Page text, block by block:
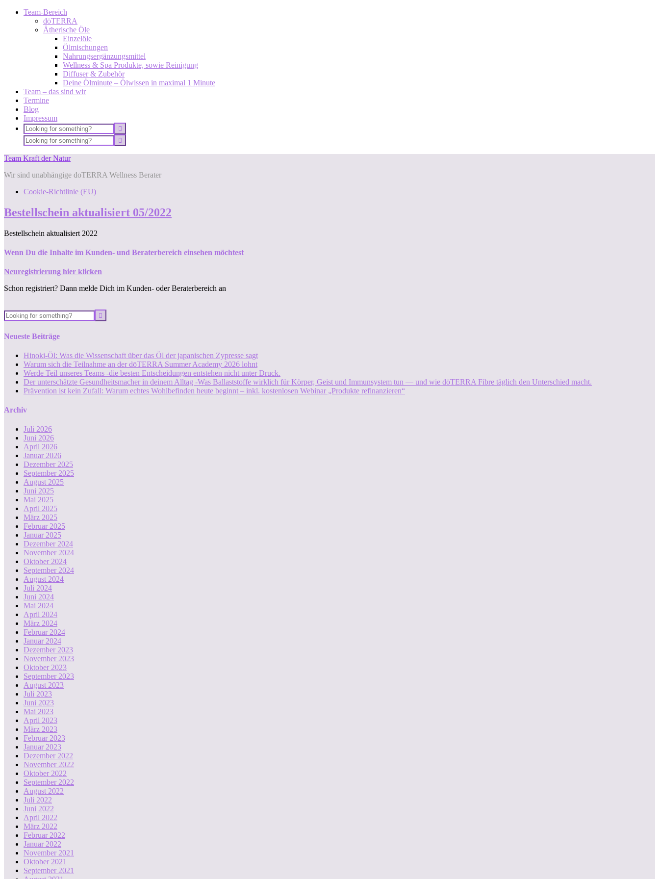
Team-Bereich
dōTERRA
Ätherische Öle
Einzelöle
Ölmischungen
Nahrungsergänzungsmittel
Wellness & Spa Produkte, sowie Reinigung
Diffuser & Zubehör
Deine Ölminute – Ölwissen in maximal 1 Minute
Team – das sind wir
Termine
Blog
Impressum
Team Kraft der Natur
Wir sind unabhängige doTERRA Wellness Berater
Cookie-Richtlinie (EU)
Bestellschein aktualisiert 05/2022
Bestellschein aktualisiert 2022
Wenn Du die Inhalte im Kunden- und Beraterbereich einsehen möchtest
Neuregistrierung hier klicken
Schon registriert? Dann melde Dich im Kunden- oder Beraterbereich an
Neueste Beiträge
Hinoki-Öl: Was die Wissenschaft über das Öl der japanischen Zypresse sagt
Warum sich die Teilnahme an der dōTERRA Summer Academy 2026 lohnt
Werde Teil unseres Teams -die besten Entscheidungen entstehen nicht unter Druck.
Der unterschätzte Gesundheitsmacher in deinem Alltag -Was Ballaststoffe wirklich für Körper, Geist und Immunsystem tun — und wie dōTERRA Fibre täglich den Unterschied macht.
Prävention ist kein Zufall: Warum echtes Wohlbefinden heute beginnt – inkl. kostenlosen Webinar „Produkte refinanzieren“
Archiv
Juli 2026
Juni 2026
April 2026
Januar 2026
Dezember 2025
September 2025
August 2025
Juni 2025
Mai 2025
April 2025
März 2025
Februar 2025
Januar 2025
Dezember 2024
November 2024
Oktober 2024
September 2024
August 2024
Juli 2024
Juni 2024
Mai 2024
April 2024
März 2024
Februar 2024
Januar 2024
Dezember 2023
November 2023
Oktober 2023
September 2023
August 2023
Juli 2023
Juni 2023
Mai 2023
April 2023
März 2023
Februar 2023
Januar 2023
Dezember 2022
November 2022
Oktober 2022
September 2022
August 2022
Juli 2022
Juni 2022
April 2022
März 2022
Februar 2022
Januar 2022
November 2021
Oktober 2021
September 2021